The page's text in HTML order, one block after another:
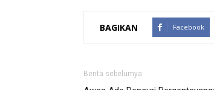
BAGIKAN Facebook
Berita sebelumya